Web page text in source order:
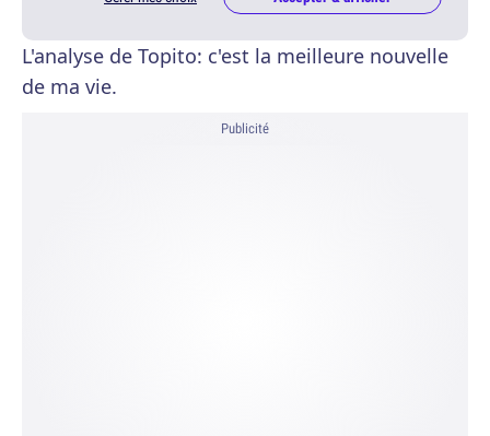
L'analyse de Topito: c'est la meilleure nouvelle
de ma vie.
Publicité